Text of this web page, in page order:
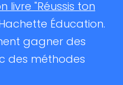
livre "Réussis ton
Éducation.
gagner des
des méthodes